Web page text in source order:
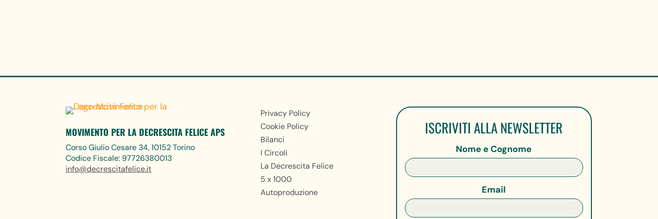
MOVIMENTO PER LA DECRESCITA FELICE APS
Corso Giulio Cesare 34, 10152 Torino
Codice Fiscale: 97726380013
info@decrescitafelice.it
Privacy Policy
Cookie Policy
Bilanci
I Circoli
La Decrescita Felice
5 x 1000
Autoproduzione
ISCRIVITI ALLA NEWSLETTER
Nome e Cognome
Email